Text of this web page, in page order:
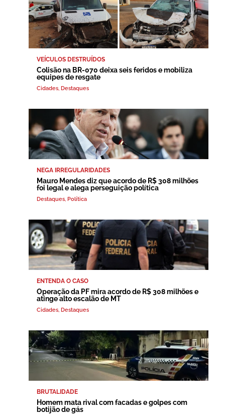
VEÍCULOS DESTRUÍDOS
Colisão na BR-070 deixa seis feridos e mobiliza
equipes de resgate
Cidades, Destaques
NEGA IRREGULARIDADES
Mauro Mendes diz que acordo de R$ 308 milhões
foi legal e alega perseguição política
Destaques, Política
ENTENDA O CASO
Operação da PF mira acordo de R$ 308 milhões e
atinge alto escalão de MT
Cidades, Destaques
BRUTALIDADE
Homem mata rival com facadas e golpes com
botijão de gás